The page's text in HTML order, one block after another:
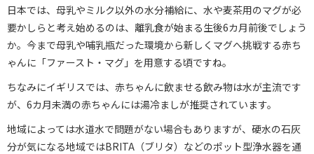
日本では、母乳やミルク以外の水分補給に、水や麦茶用のマグが必
要かしらと考え始めるのは、離乳食が始まる生後6カ月前後でしょう
か。今まで母乳や哺乳瓶だった環境から新しくマグへ挑戦する赤ち
ゃんに「ファースト・マグ」を用意する頃ですね。
ちなみにイギリスでは、赤ちゃんに飲ませる飲み物は水が主流です
が、6カ月未満の赤ちゃんには湯冷ましが推奨されています。
地域によっては水道水で問題がない場合もありますが、硬水の石灰
分が気になる地域ではBRITA（ブリタ）などのポット型浄水器を通